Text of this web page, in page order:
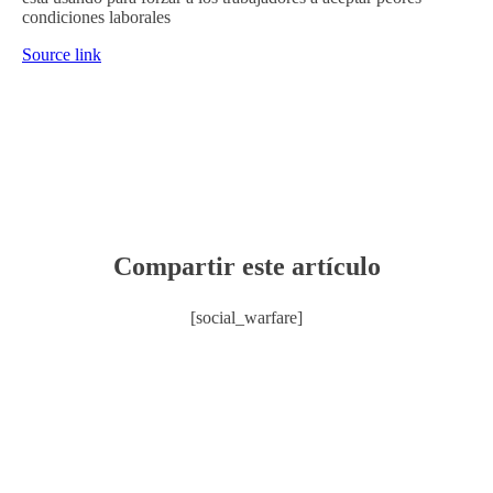
condiciones laborales
Source link
Compartir este artículo
[social_warfare]